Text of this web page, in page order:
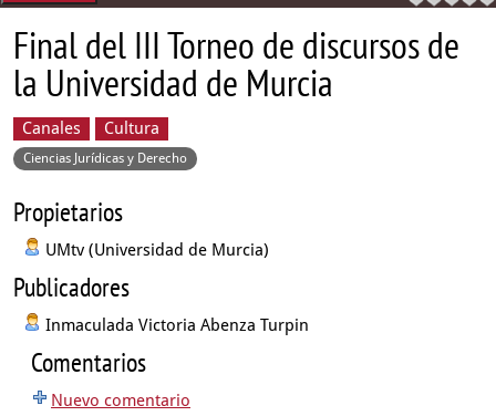
Final del III Torneo de discursos de
la Universidad de Murcia
Canales Cultura
Ciencias Jurídicas y Derecho
Propietarios
UMtv (Universidad de Murcia)
Publicadores
Inmaculada Victoria Abenza Turpin
Comentarios
Nuevo comentario